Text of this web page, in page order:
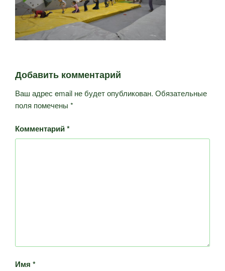
Добавить комментарий
Ваш адрес email не будет опубликован. Обязательные
поля помечены *
Комментарий*
Имя *